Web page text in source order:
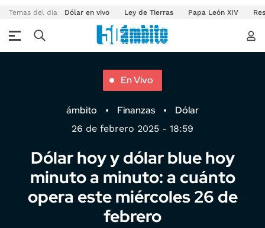
Temas del día Dólar en vivo Ley de Tierras Papa León XIV
En Vivo
ámbito Finanzas Dólar
26 de febrero 2025 - 18:59
Dólar hoy y dólar blue hoy
minuto a minuto: a cuánto
opera este miércoles 26 de
febrero